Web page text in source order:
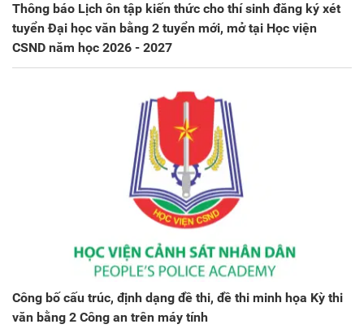
Thông báo Lịch ôn tập kiến thức cho thí sinh đăng ký xét
tuyển Đại học văn bằng 2 tuyển mới, mở tại Học viện
CSND năm học 2026 - 2027
Công bố cấu trúc, định dạng đề thi, đề thi minh họa Kỳ thi
văn bằng 2 Công an trên máy tính